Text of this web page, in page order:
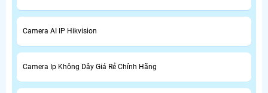
Camera AI IP Hikvision
Camera Ip Không Dây Giá Rẻ Chính Hãng